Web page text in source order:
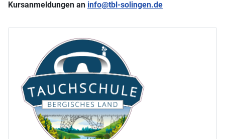
Kursanmeldungen an info@tbl-solingen.de